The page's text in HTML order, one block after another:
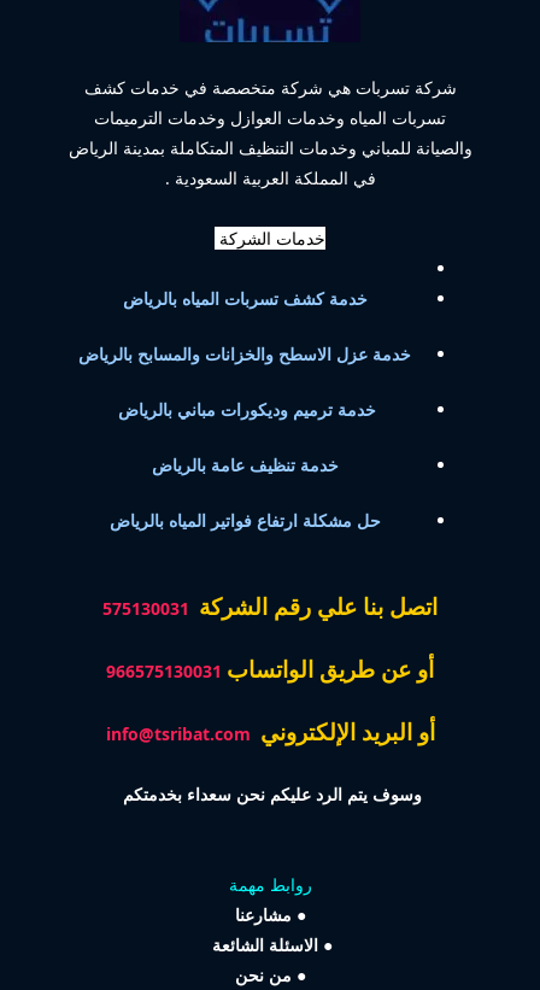
شركة تسربات هي شركة متخصصة في خدمات كشف
تسربات المياه وخدمات العوازل وخدمات الترميمات
والصيانة للمباني وخدمات التنظيف المتكاملة بمدينة الرياض
في المملكة العربية السعودية .
خدمات الشركة
خدمة كشف تسربات المياه بالرياض
خدمة عزل الاسطح والخزانات والمسابح بالرياض
خدمة ترميم وديكورات مباني بالرياض
خدمة تنظيف عامة بالرياض
حل مشكلة ارتفاع فواتير المياه بالرياض
اتصل بنا علي رقم الشركة 575130031
أو عن طريق الواتساب 966575130031
أو البريد الإلكتروني info@tsribat.com
وسوف يتم الرد عليكم نحن سعداء بخدمتكم
روابط مهمة
● مشارعنا
● الاسئلة الشائعة
● من نحن